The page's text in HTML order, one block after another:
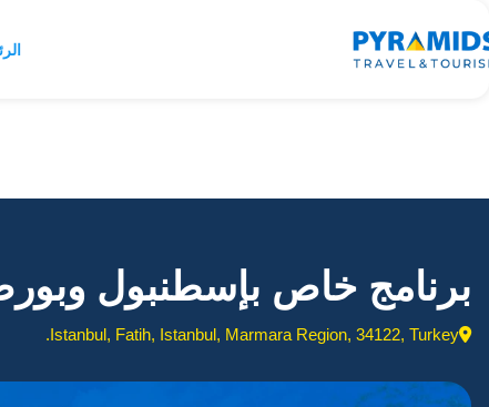
برنامج خاص بإسطنبول وبورصة – 7 أيام –
Istanbul, Fatih, Istanbul, Marmara Region, 34122, Turkey.